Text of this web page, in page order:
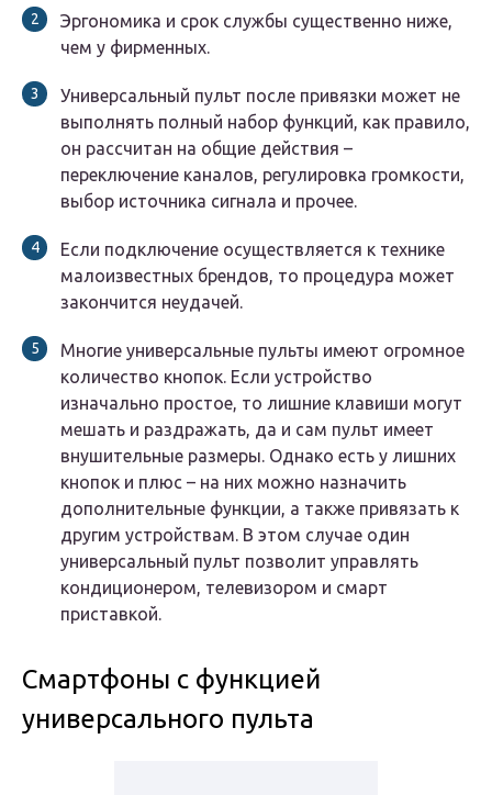
Эргономика и срок службы существенно ниже,
чем у фирменных.
Универсальный пульт после привязки может не
выполнять полный набор функций, как правило,
он рассчитан на общие действия –
переключение каналов, регулировка громкости,
выбор источника сигнала и прочее.
Если подключение осуществляется к технике
малоизвестных брендов, то процедура может
закончится неудачей.
Многие универсальные пульты имеют огромное
количество кнопок. Если устройство
изначально простое, то лишние клавиши могут
мешать и раздражать, да и сам пульт имеет
внушительные размеры. Однако есть у лишних
кнопок и плюс – на них можно назначить
дополнительные функции, а также привязать к
другим устройствам. В этом случае один
универсальный пульт позволит управлять
кондиционером, телевизором и смарт
приставкой.
Смартфоны с функцией
универсального пульта